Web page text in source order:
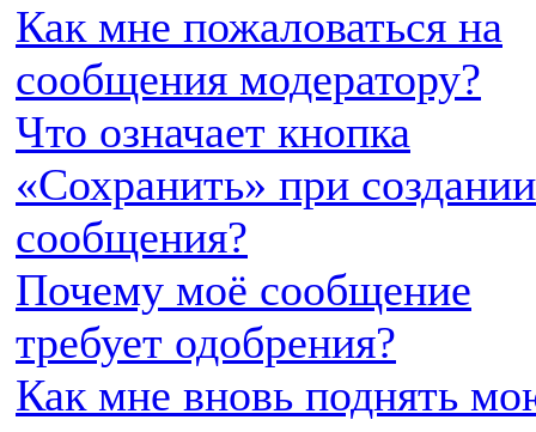
Как мне пожаловаться на
сообщения модератору?
Что означает кнопка
«Сохранить» при создании
сообщения?
Почему моё сообщение
требует одобрения?
Как мне вновь поднять